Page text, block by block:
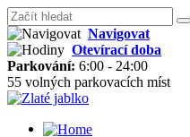
Navigovat
Otevírací doba
Parkování: 6:00 - 24:00
55 volných parkovacích míst